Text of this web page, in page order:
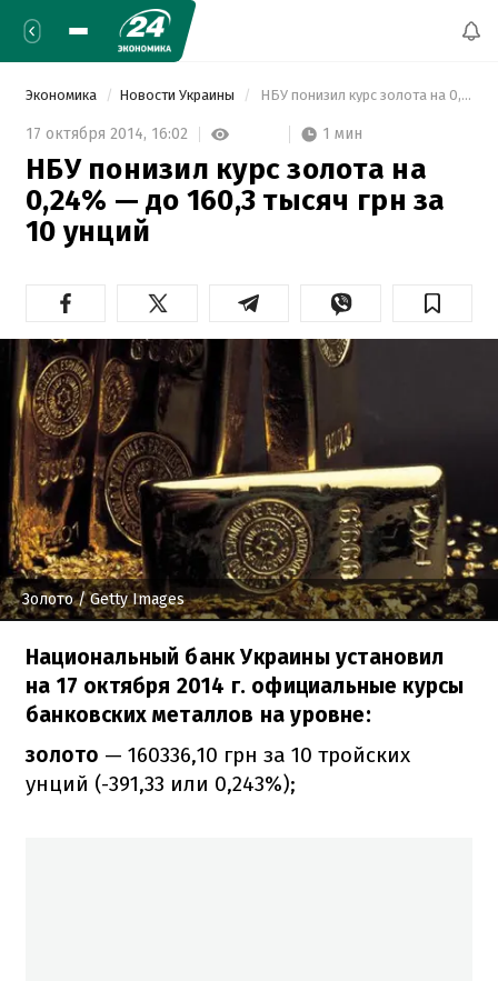
Экономика Новости Украины НБУ понизил курс золота на 0,24% — до 160,3 тысяч грн за 10 унций
17 октября 2014, 16:02 1 мин
НБУ понизил курс золота на
0,24% — до 160,3 тысяч грн за
10 унций
Золото/ Getty Images
Национальный банк Украины установил
на 17 октября 2014 г. официальные курсы
банковских металлов на уровне:
золото — 160336,10 грн за 10 тройских
унций (-391,33 или 0,243%);